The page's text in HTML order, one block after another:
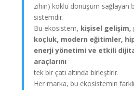
zihin) köklü dönüşüm sağlayan
sistemdir.
Bu ekosistem, kişisel gelişim,
koçluk, modern eğitimler,
enerji yönetimi ve etkili
araçlarını
tek bir çatı altında birleştirir.
Her marka, bu ekosistemin